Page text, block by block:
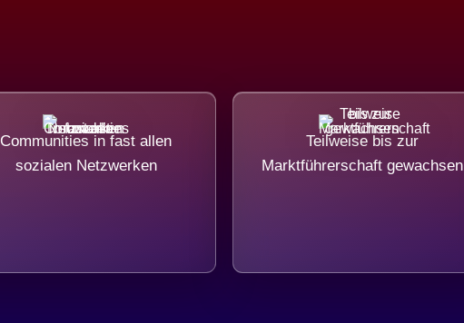
Communities in fast allen
sozialen Netzwerken
Teilweise bis zur
Marktführerschaft gewachsen